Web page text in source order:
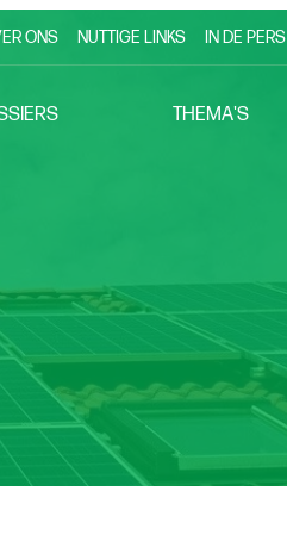
ONS NUTTIGE LINKS IN DE PERS
THEMA'S